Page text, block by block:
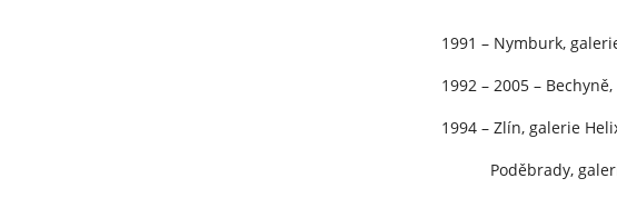
1991 – Nymburk,
1992 – 2005 –
1994 – Zlín, galerie
Poděbrady,